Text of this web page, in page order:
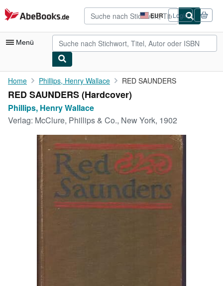
Zum Hauptinhalt
AbeBooks.de EUR
Seite
der
Einkaufseinstellungen.
Login
Menü
Nutzerkonto
Meine Bestellungen
Detailsuche
Antiquarische Bücher
Kunst & Sammlerstücke
Verkäufer werden
Home Phillips, Henry Wallace RED SAUNDERS
RED SAUNDERS (Hardcover)
Phillips, Henry Wallace
Verlag: McClure, Phillips & Co., New York, 1902